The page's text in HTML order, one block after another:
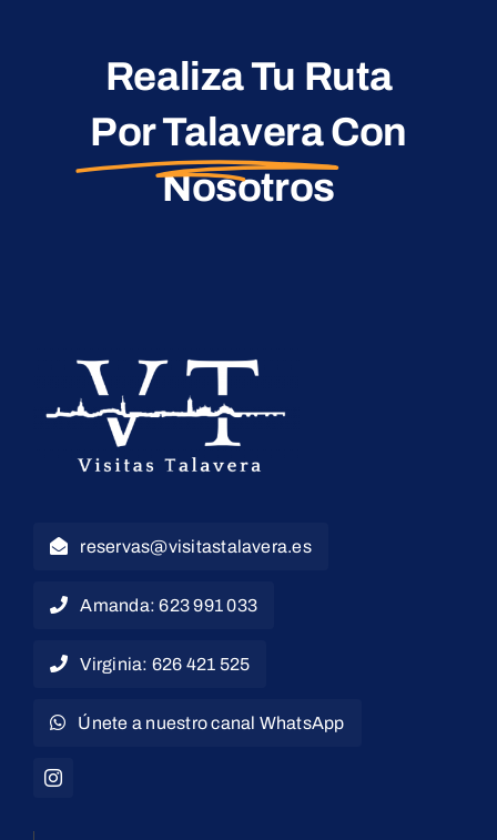
Realiza Tu Ruta
Por TalaveraCon
Nosotros
reservas@visitastalavera.es
Amanda: 623 991 033
Virginia: 626 421 525
Únete a nuestro canal WhatsApp